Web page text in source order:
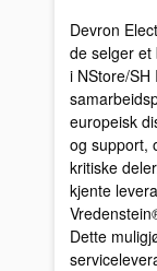
Devron
de selger et
i NStore/
europeisk
og support,
kritiske
kjente
Dette